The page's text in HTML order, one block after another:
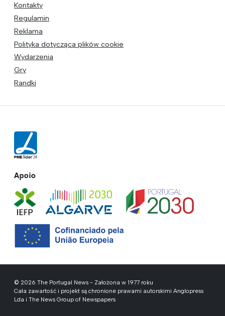
Kontakty
Regulamin
Reklama
Polityka dotycząca plików cookie
Wydarzenia
Gry
Randki
Apoio
© 2026 The Portugal News - Założona w 1977 roku
Cała zawartość i projekt są chronione prawami autorskimi Anglopress
Lda i The News Group of Newspapers